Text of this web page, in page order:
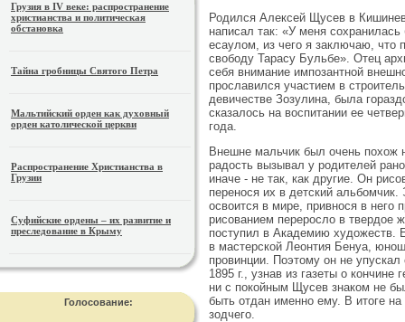
Грузия в IV веке: распространение
христианства и политическая
обстановка
Тайна гробницы Святого Петра
Мальтийский орден как духовный
орден католической церкви
Распространение Христианства в
Грузии
Суфийские ордены – их развитие и
преследование в Крыму
Голосование:
Родился Алексей Щусев в
написал так: «У меня
есаулом, из чего я заключаю, что
свободу Тарасу Бульбе». Отец
себя внимание импозантной
прославился участием в
девичестве Зозулина, была
сказалось на воспитании ее
года.
Внешне мальчик был очень похож
радость вызывал у родителей
иначе - не так, как другие. Он
перенося их в детский
освоится в мире, привнося в
рисованием переросло в твердое
поступил в Академию художеств.
в мастерской Леонтия Бенуа,
провинции. Поэтому он не
1895 г., узнав из газеты о
ни с покойным Щусев знаком не
быть отдан именно ему. В итоге
зодчего.